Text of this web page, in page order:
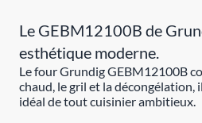
Le GEBM12100B de
esthétique moderne.
Le four Grundig GEBM12100B
chaud, le gril et la décongélation,
idéal de tout cuisinier ambitieux.